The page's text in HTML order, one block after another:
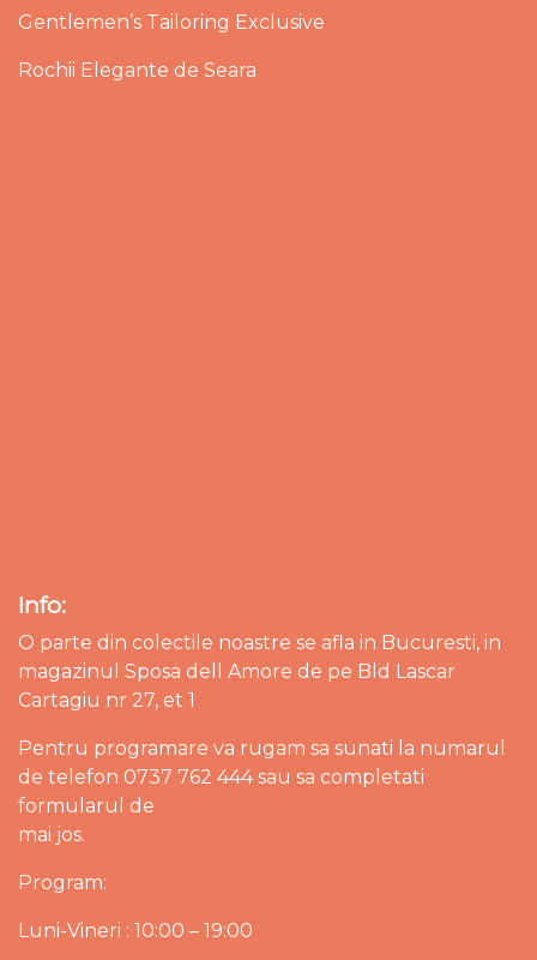
Gentlemen’s Tailoring Exclusive
Rochii Elegante de Seara
Info:
O parte din colectile noastre se afla in Bucuresti, in
magazinul Sposa dell Amore de pe Bld Lascar
Cartagiu nr 27, et 1
Pentru programare va rugam sa sunati la numarul
de telefon 0737 762 444 sau sa completati
formularul de
mai jos.
Program:
Luni-Vineri : 10:00 – 19:00